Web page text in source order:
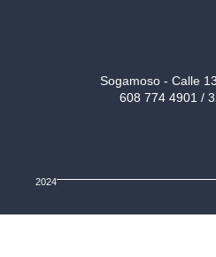
Sogamoso - Calle
608 774 4901 /
2024